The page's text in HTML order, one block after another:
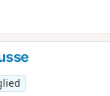
die Route
geändert, um der
tragen, die den
zerstört hat.